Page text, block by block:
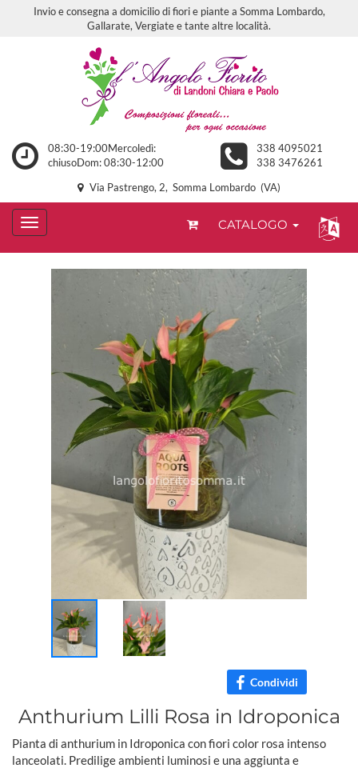
Invio e consegna a domicilio di fiori e piante a Somma Lombardo,
Gallarate, Vergiate e tante altre località.
08:30-19:00Mercoledì:
chiusoDom: 08:30-12:00
338 4095021
338 3476261
Via Pastrengo, 2, Somma Lombardo (VA)
CATALOGO
Condividi
Anthurium Lilli Rosa in Idroponica
Pianta di anthurium in Idroponica con fiori color rosa intenso
lanceolati. Predilige ambienti luminosi e una aggiunta e